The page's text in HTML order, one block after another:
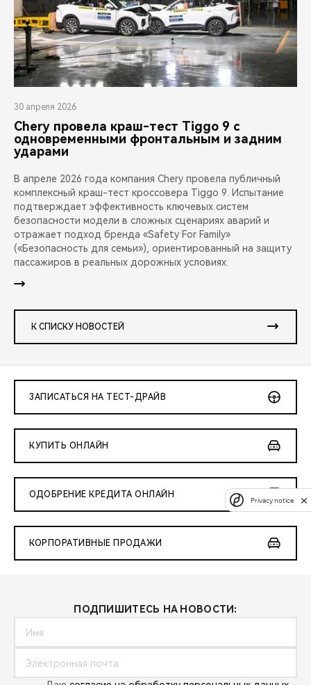
30 апреля 2026
Chery провела краш-тест Tiggo 9 с
одновременными фронтальным и задним
ударами
В апреле 2026 года компания Chery провела публичный
комплексный краш-тест кроссовера Tiggo 9. Испытание
подтверждает эффективность ключевых систем
безопасности модели в сложных сценариях аварий и
отражает подход бренда «Safety For Family»
(«Безопасность для семьи»), ориентированный на защиту
пассажиров в реальных дорожных условиях.
К СПИСКУ НОВОСТЕЙ
ЗАПИСАТЬСЯ НА ТЕСТ-ДРАЙВ
КУПИТЬ ОНЛАЙН
ОДОБРЕНИЕ КРЕДИТА ОНЛАЙН
КОРПОРАТИВНЫЕ ПРОДАЖИ
ПОДПИШИТЕСЬ НА НОВОСТИ:
Privacy notice